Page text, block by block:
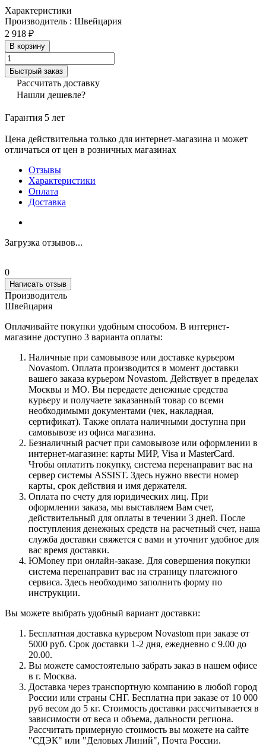
Характеристики
Производитель : Швейцария
2 918 ₽
В корзину
Быстрый заказ
Рассчитать доставку
Нашли дешевле?
Гарантия 5 лет
Цена действительна только для интернет-магазина и может
отличаться от цен в розничных магазинах
Отзывы
Характеристики
Оплата
Доставка
Загрузка отзывов...
0
Написать отзыв
Производитель
Швейцария
Оплачивайте покупки удобным способом. В интернет-
магазине доступно 3 варианта оплаты:
Наличные при самовывозе или доставке курьером
Novastom. Оплата производится в момент доставки
вашего заказа курьером Novastom. Действует в пределах
Москвы и МО. Вы передаете денежные средства
курьеру и получаете заказанный товар со всеми
необходимыми документами (чек, накладная,
сертификат). Также оплата наличными доступна при
самовывозе из офиса магазина.
Безналичный расчет при самовывозе или оформлении в
интернет-магазине: карты МИР, Visa и MasterCard.
Чтобы оплатить покупку, система перенаправит вас на
сервер системы ASSIST. Здесь нужно ввести номер
карты, срок действия и имя держателя.
Оплата по счету для юридических лиц. При
оформлении заказа, мы выставляем Вам счет,
действительный для оплаты в течении 3 дней. После
поступления денежных средств на расчетный счет, наша
служба доставки свяжется с вами и уточнит удобное для
вас время доставки.
ЮMoney при онлайн-заказе. Для совершения покупки
система перенаправит вас на страницу платежного
сервиса. Здесь необходимо заполнить форму по
инструкции.
Вы можете выбрать удобный вариант доставки:
Бесплатная доставка курьером Novastom при заказе от
5000 руб. Срок доставки 1-2 дня, ежедневно с 9.00 до
20.00.
Вы можете самостоятельно забрать заказ в нашем офисе
в г. Москва.
Доставка через транспортную компанию в любой город
России или страны СНГ. Бесплатна при заказе от 10 000
руб весом до 5 кг. Стоимость доставки рассчитывается в
зависимости от веса и объема, дальности региона.
Рассчитать примерную стоимость вы можете на сайте
"СДЭК" или "Деловых Линий", Почта России.